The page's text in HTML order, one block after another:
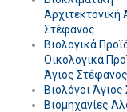
Αρχιτεκτονική
Στέφανος
Βιολογικά
Οικολογικά
Άγιος Στέφανος
Βιολόγοι
Βιομηχανίες